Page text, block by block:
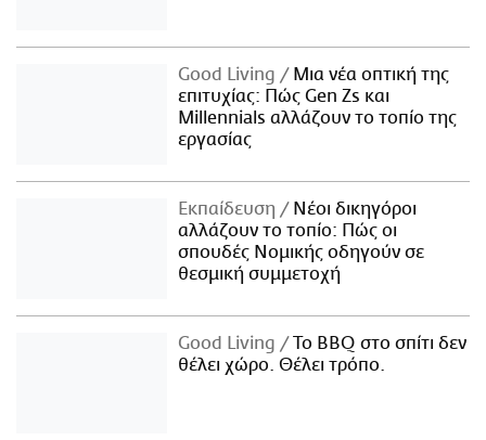
Good Living
Μια νέα οπτική της
επιτυχίας: Πώς Gen Zs και
Millennials αλλάζουν το τοπίο της
εργασίας
Εκπαίδευση
Νέοι δικηγόροι
αλλάζουν το τοπίο: Πώς οι
σπουδές Νομικής οδηγούν σε
θεσμική συμμετοχή
Good Living
Το BBQ στο σπίτι δεν
θέλει χώρο. Θέλει τρόπο.